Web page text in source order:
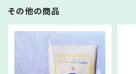
その他の商品